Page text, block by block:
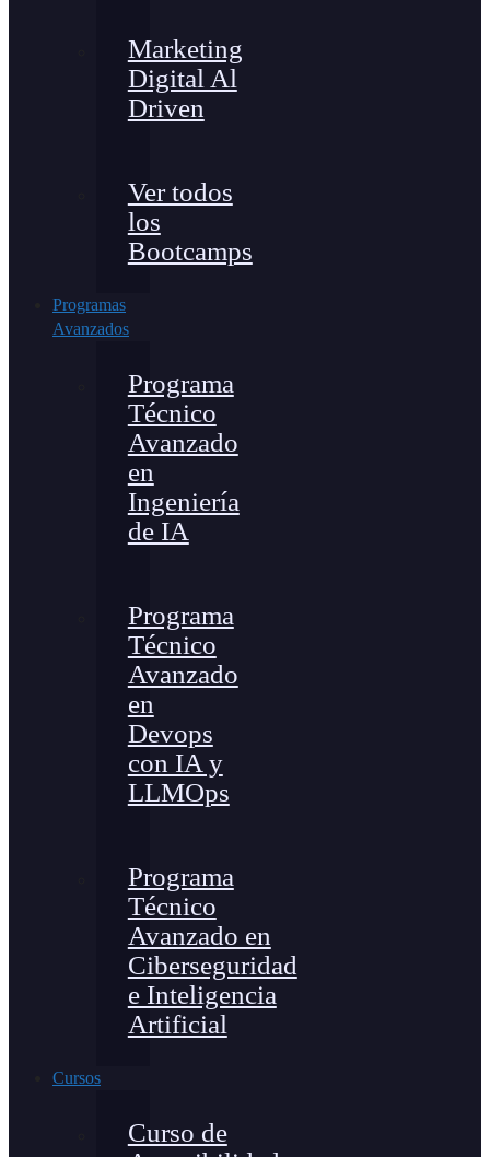
Marketing
Digital Al
Driven
Ver todos
los
Bootcamps
Programas
Avanzados
Programa
Técnico
Avanzado
en
Ingeniería
de IA
Programa
Técnico
Avanzado
en
Devops
con IA y
LLMOps
Programa
Técnico
Avanzado en
Ciberseguridad
e Inteligencia
Artificial
Cursos
Curso de